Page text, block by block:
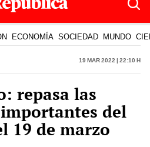
ECONOMÍA SOCIEDAD MUNDO
19 Mar 2022 | 22:10 h
repasa las
del
19 de marzo